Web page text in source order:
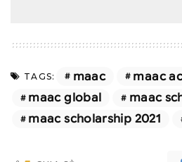
TAGS: maac
maac
maac global
maac
maac scholarship 2021